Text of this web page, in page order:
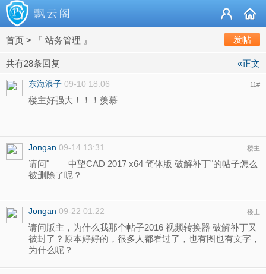
首页 > 『 站务管理 』 发帖
«正文
共有28条回复
东海浪子 09-10 18:06 11#
楼主好强大！！！羡慕
Jongan 09-14 13:31 楼主
请问" 中望CAD 2017 x64 简体版 破解补丁"的帖子怎么
被删除了呢？
Jongan 09-22 01:22 楼主
请问版主，为什么我那个帖子2016 视频转换器 破解补丁又
被封了？原本好好的，很多人都看过了，也有图也有文字，
为什么呢？